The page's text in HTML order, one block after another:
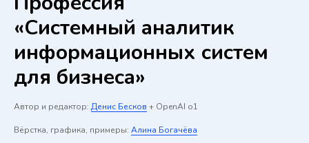
«Системный аналитик
информационных систем
для бизнеса»
Автор и редактор: Денис Бесков + OpenAI o1
Вёрстка, графика, примеры: Алина Богачёва